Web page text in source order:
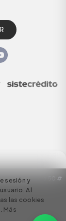
sesión y
Al
las cookies
Más
Carrera 50 #